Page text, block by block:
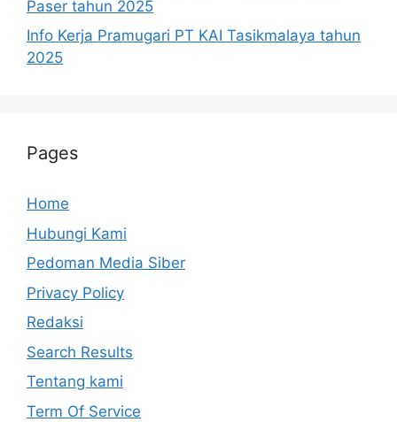
Paser tahun 2025
Info Kerja Pramugari PT KAI Tasikmalaya tahun
2025
Pages
Home
Hubungi Kami
Pedoman Media Siber
Privacy Policy
Redaksi
Search Results
Tentang kami
Term Of Service